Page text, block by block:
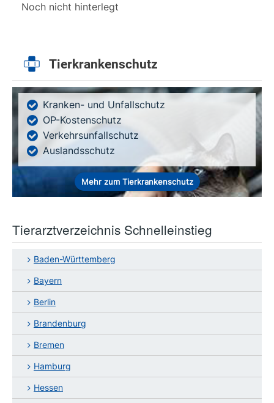
Noch nicht hinterlegt
Tierkrankenschutz
Kranken- und Unfallschutz
OP-Kostenschutz
Verkehrsunfallschutz
Auslandsschutz
Mehr zum Tierkrankenschutz
Tierarztverzeichnis Schnelleinstieg
Baden-Württemberg
Bayern
Berlin
Brandenburg
Bremen
Hamburg
Hessen